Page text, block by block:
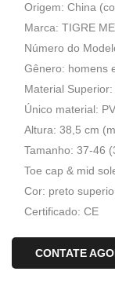
Origem: China
Marca: TIGRE
Número do
Gênero: homens
Material Superior:
Único material:
Altura: 38,5 cm
Tamanho: 37-46
Toe cap & mid
Cor: preto
Certificado: CE
CONTATE